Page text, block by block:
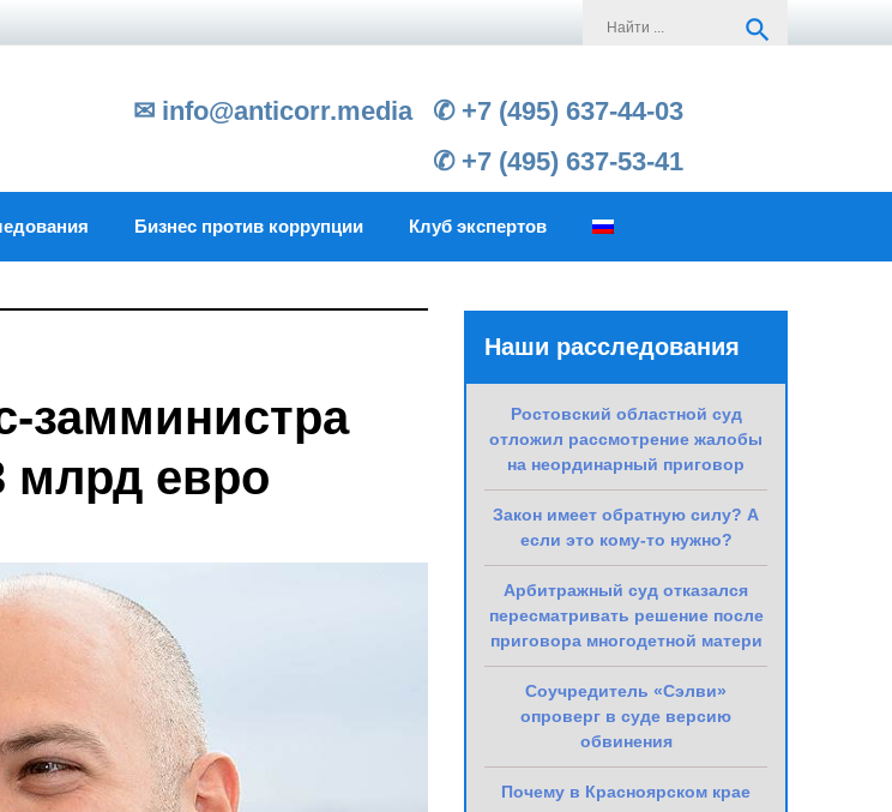
search
✉ info@anticorr.media
✆ +7 (495) 637-44-03
✆ +7 (495) 637-53-41
Бизнес против коррупции Клуб экспертов
замминистра
млрд евро
Наши расследования
Ростовский областной суд
отложил рассмотрение жалобы
на неординарный приговор
Закон имеет обратную силу? А
если это кому-то нужно?
Арбитражный суд отказался
пересматривать решение после
приговора многодетной матери
Соучредитель «Сэлви»
опроверг в суде версию
обвинения
Почему в Красноярском крае